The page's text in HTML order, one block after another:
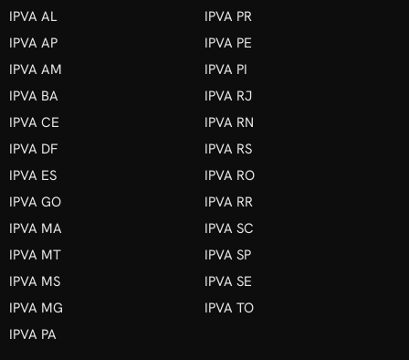
IPVA AL
IPVA AP
IPVA AM
IPVA BA
IPVA CE
IPVA DF
IPVA ES
IPVA GO
IPVA MA
IPVA MT
IPVA MS
IPVA MG
IPVA PA
IPVA PR
IPVA PE
IPVA PI
IPVA RJ
IPVA RN
IPVA RS
IPVA RO
IPVA RR
IPVA SC
IPVA SP
IPVA SE
IPVA TO